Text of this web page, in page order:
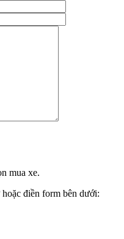
mua xe.
điền form bên dưới: